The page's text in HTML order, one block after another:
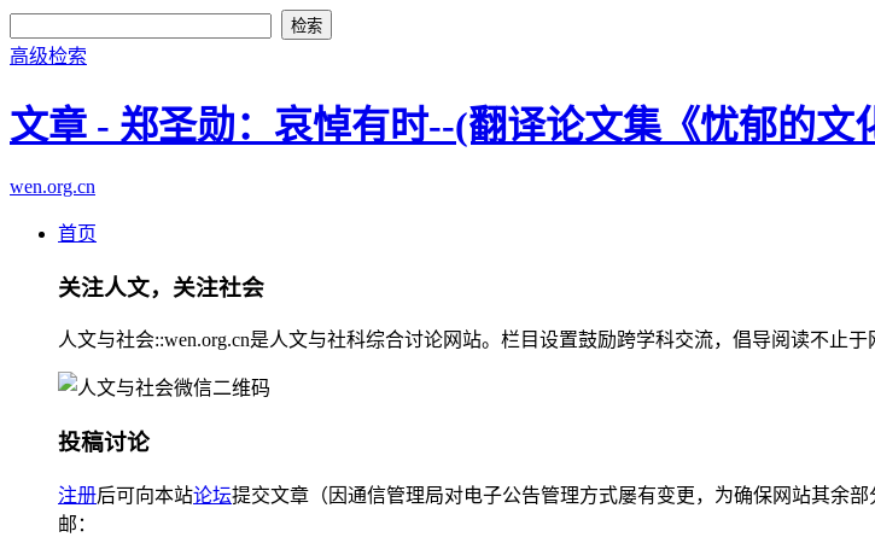
高级检索
文章 - 郑圣勋：哀悼有时--(翻译论文集《忧郁的文
wen.org.cn
首页
关注人文，关注社会
人文与社会::wen.org.cn是人文与社科综合讨论网站。栏目设置鼓励跨学科交流，倡导阅读不止
投稿讨论
注册后可向本站论坛提交文章（因通信管理局对电子公告管理方式屡有变更，为确保网站其余
邮：